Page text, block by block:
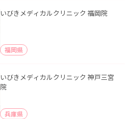
いびきメディカルクリニック 福岡院
福岡県
いびきメディカルクリニック 神戸三宮
院
兵庫県